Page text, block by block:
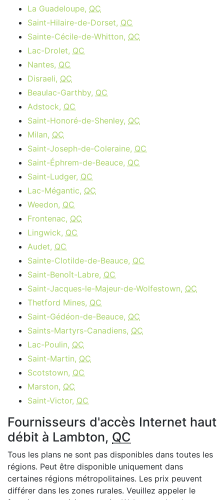
La Guadeloupe, QC
Saint-Hilaire-de-Dorset, QC
Sainte-Cécile-de-Whitton, QC
Lac-Drolet, QC
Nantes, QC
Disraeli, QC
Beaulac-Garthby, QC
Adstock, QC
Saint-Honoré-de-Shenley, QC
Milan, QC
Saint-Joseph-de-Coleraine, QC
Saint-Éphrem-de-Beauce, QC
Saint-Ludger, QC
Lac-Mégantic, QC
Weedon, QC
Frontenac, QC
Lingwick, QC
Audet, QC
Sainte-Clotilde-de-Beauce, QC
Saint-Benoît-Labre, QC
Saint-Jacques-le-Majeur-de-Wolfestown, QC
Thetford Mines, QC
Saint-Gédéon-de-Beauce, QC
Saints-Martyrs-Canadiens, QC
Lac-Poulin, QC
Saint-Martin, QC
Scotstown, QC
Marston, QC
Saint-Victor, QC
Fournisseurs d'accès Internet haut
débit à Lambton, QC
Tous les plans ne sont pas disponibles dans toutes les
régions. Peut être disponible uniquement dans
certaines régions métropolitaines. Les prix peuvent
différer dans les zones rurales. Veuillez appeler le